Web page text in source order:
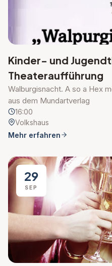
Kinder- und
Theateraufführung
Walburgisnacht. A so a Hex
aus dem Mundartverlag
16:00
Volkshaus
Mehr erfahren
29
SEP